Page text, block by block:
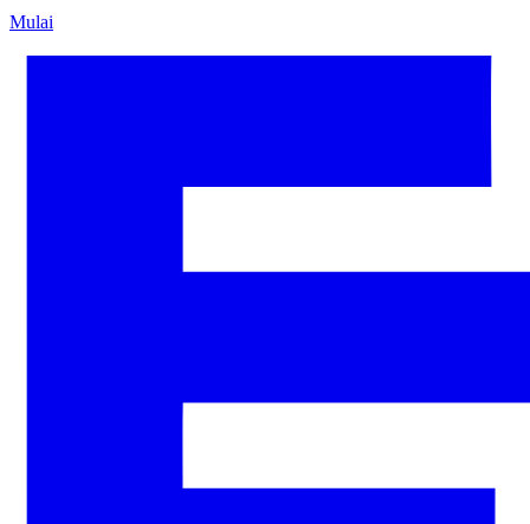
Mulai